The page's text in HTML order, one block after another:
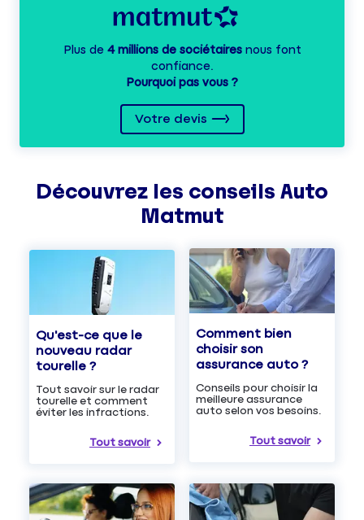
Plus de 4 millions de sociétairesnous font
confiance.
Pourquoi pas vous ?
Votre devis
Découvrez les conseils Auto
Matmut
Qu'est-ce que le
nouveau radar
tourelle ?
Tout savoir sur le radar
tourelle et comment
éviter les infractions.
Tout savoir
Comment bien
choisir son
assurance auto ?
Conseils pour choisir la
meilleure assurance
auto selon vos besoins.
Tout savoir